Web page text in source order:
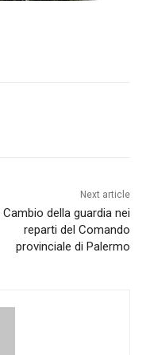
Next article
Cambio della guardia nei
reparti del Comando
provinciale di Palermo